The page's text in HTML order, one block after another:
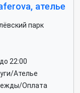
ателье
парк
22:00
Ателье
Оплата